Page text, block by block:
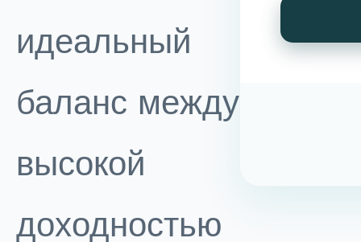
идеальный
баланс между
высокой
доходностью